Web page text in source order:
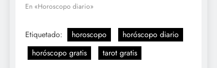
En «Horoscopo diario»
Etiquetado: horoscopo
horóscopo diario
horóscopo gratis
tarot gratis